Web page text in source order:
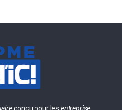
conçu pour les entreprise